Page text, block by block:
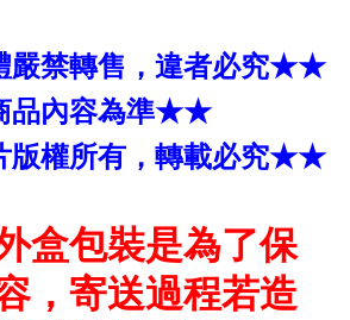
禁轉售，違者必究★★
品內容為準★★
權所有，轉載必究★★
盒包裝是為了保
，寄送過程若造